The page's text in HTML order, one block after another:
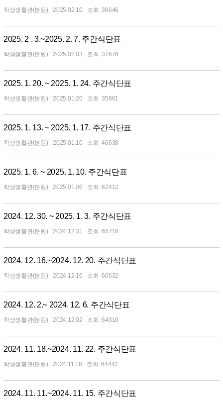
학생생활관(분원) 2025.02.10 38646
2025. 2 . 3.~2025. 2. 7. 주간식단표
학생생활관(분원) 2025.02.03 37676
2025. 1. 20. ~ 2025. 1. 24. 주간식단표
학생생활관(분원) 2025.01.20 35861
2025. 1. 13. ~ 2025. 1. 17. 주간식단표
학생생활관(분원) 2025.01.10 46638
2025. 1. 6. ~ 2025. 1. 10. 주간식단표
학생생활관(분원) 2025.01.06 62412
2024. 12. 30. ~ 2025. 1. 3. 주간식단표
학생생활관(분원) 2024.12.31 65716
2024. 12. 16.~2024. 12. 20. 주간식단표
학생생활관(분원) 2024.12.16 60632
2024. 12. 2.~ 2024. 12. 6. 주간식단표
학생생활관(분원) 2024.12.02 64316
2024. 11. 18.~2024. 11. 22. 주간식단표
학생생활관(분원) 2024.11.18 64442
2024. 11. 11.~2024. 11. 15. 주간식단표